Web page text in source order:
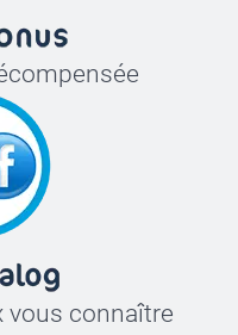
vous connaître